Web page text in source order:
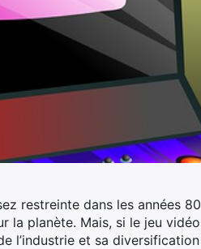
restreinte dans les années
la planète. Mais, si le jeu
l’industrie et sa